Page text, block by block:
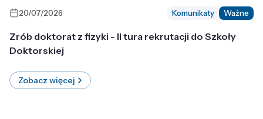
20/07/2026 Komunikaty Ważne
Zrób doktorat z fizyki - II tura rekrutacji do Szkoły
Doktorskiej
Zobacz więcej